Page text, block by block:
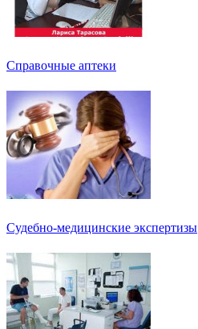
Справочные аптеки
Судебно-медицинские экспертизы